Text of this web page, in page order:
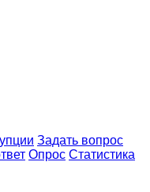
Задать вопрос
Опрос Статистика